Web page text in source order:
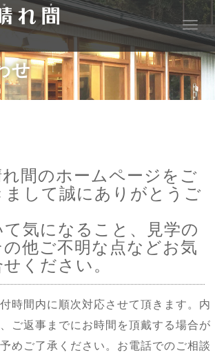
T
o
g
g
l
e
a
t
n
せ
間のホームページをご
まして誠にありがとうご
て気になること、見学の
の他ご不明な点などお気
ください。
時間内に順次対応させて頂きます。内
ご返事までにお時間を頂戴する場合が
めご了承ください。お電話でのご相談